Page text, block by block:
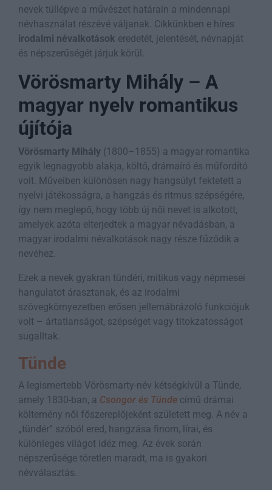
nevek túllépve a művészet határain a mindennapi
névhasználat részévé váljanak. Cikkünkben e híres
irodalmi névalkotások eredetét, jelentését, névnapját
és népszerűségét járjuk körül.
Vörösmarty Mihály – A
magyar nyelv romantikus
újítója
Vörösmarty Mihály (1800–1855) a magyar romantika
egyik legnagyobb alakja, költő, drámaíró és műfordító
volt. Műveiben különösen nagy hangsúlyt fektetett a
nyelvi játékosságra, a hangzás és ritmus szépségére,
így nem meglepő, hogy több új női nevet is alkotott,
amelyek azóta elterjedtek a magyar névadásban, a
magyar irodalmi névalkotások nagy része fűződik a
nevéhez.
Ezek a nevek gyakran tündéri, mitikus vagy népmesei
hangulatot árasztanak, és az irodalmi
szövegkörnyezetben erősen jellemábrázoló funkciójuk
volt – ártatlanságot, szépséget vagy titokzatosságot
sugalltak.
Tünde
A legismertebb Vörösmarty-név kétségkívül a Tünde,
amely 1830-ban, a Csongor és Tünde című drámai
költemény női főszereplőjeként született meg. A név a
„tündér” szóból ered, hangzása finom, lírai, és
különleges világot idéz meg. Az évek során
népszerűsége töretlen maradt, ma is gyakori
névválasztás.